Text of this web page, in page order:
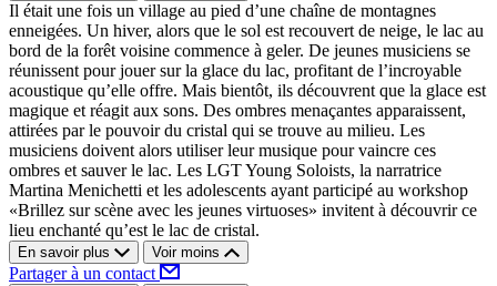
Il était une fois un village au pied d’une chaîne de montagnes
enneigées. Un hiver, alors que le sol est recouvert de neige, le lac au
bord de la forêt voisine commence à geler. De jeunes musiciens se
réunissent pour jouer sur la glace du lac, profitant de l’incroyable
acoustique qu’elle offre. Mais bientôt, ils découvrent que la glace est
magique et réagit aux sons. Des ombres menaçantes apparaissent,
attirées par le pouvoir du cristal qui se trouve au milieu. Les
musiciens doivent alors utiliser leur musique pour vaincre ces
ombres et sauver le lac. Les LGT Young Soloists, la narratrice
Martina Menichetti et les adolescents ayant participé au workshop
«Brillez sur scène avec les jeunes virtuoses» invitent à découvrir ce
lieu enchanté qu’est le lac de cristal.
En savoir plus Voir moins
Partager à un contact